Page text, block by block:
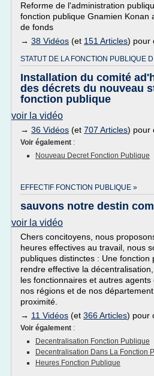
Reforme de l'administration
fonction publique Gnamien Konan
de fonds
→ 38 Vidéos (et 151 Articles) pour
STATUT DE LA FONCTION PUBLIQUE
Installation du comité
des décrets du nouveau
fonction publique
voir la vidéo
→ 36 Vidéos (et 707 Articles) pour
Voir également :
Nouveau Decret Fonction Publique
EFFECTIF FONCTION PUBLIQUE »
sauvons notre destin
voir la vidéo
Chers concitoyens, nous
heures effectives au travail, nous
publiques distinctes : Une fonction
rendre effective la
les fonctionnaires et autres
nos régions et de nos
proximité.
→ 11 Vidéos (et 366 Articles) pour
Voir également :
Decentralisation Fonction Publique
Decentralisation Dans La Fonction
Heures Fonction Publique